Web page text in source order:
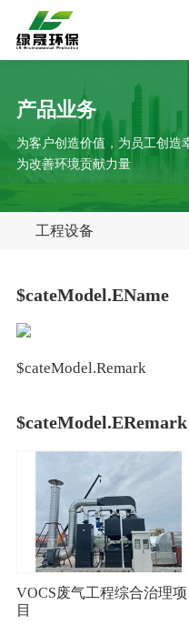
产品业务
为客户创造价值，为员工创造
为改善环境贡献力量
工程设备
$cateModel.EName
$cateModel.Remark
$cateModel.ERemark
VOCS废气工程综合治理项
目